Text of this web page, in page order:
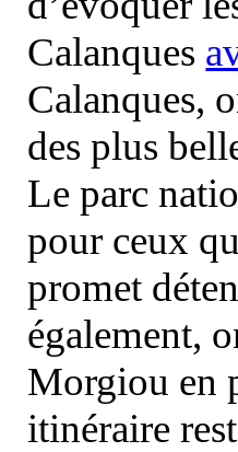
Calanques
Calanques,
des plus
Le parc
pour ceux
promet
également,
Morgiou en
itinéraire